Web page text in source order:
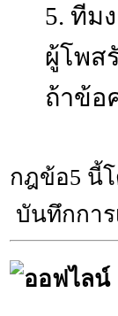
5. ทีม
ผู้โพส
ถ้าข้อ
กฎข้อ5 นี้
บันทึกการ